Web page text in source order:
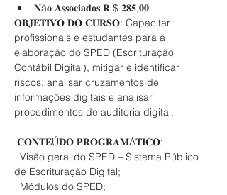
𝐍ã𝐨 𝐀𝐬𝐬𝐨𝐜𝐢𝐚𝐝𝐨𝐬 𝐑 $ 𝟐𝟖𝟓,𝟎𝟎
𝐎𝐁𝐉𝐄𝐓𝐈𝐕𝐎 𝐃𝐎 𝐂𝐔𝐑𝐒𝐎: Capacitar
profissionais e estudantes para a
elaboração do SPED (Escrituração
Contábil Digital), mitigar e identificar
riscos, analisar cruzamentos de
informações digitais e analisar
procedimentos de auditoria digital.
de Escrituração Digital;